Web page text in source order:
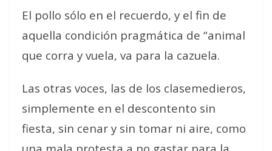
El pollo sólo en el recuerdo, y el fin de
aquella condición pragmática de “animal
que corra y vuela, va para la cazuela.
Las otras voces, las de los clasemedieros,
simplemente en el descontento sin
fiesta, sin cenar y sin tomar ni aire, como